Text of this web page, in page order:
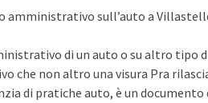
amministrativo sull’auto a
di un auto o su altro tipo
che non altro una visura Pra
di pratiche auto, è un